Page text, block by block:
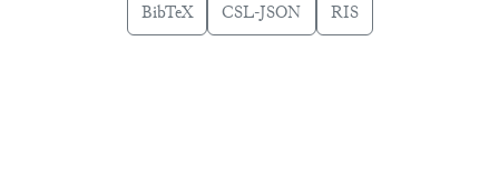
BibTeX CSL-JSON RIS